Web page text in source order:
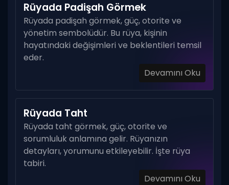
Rüyada Padişah Görmek
Rüyada padişah görmek, güç, otorite ve
yönetim sembolüdür. Bu rüya, kişinin
hayatındaki değişimleri ve beklentileri temsil
eder.
Devamını Oku
Rüyada Taht
Rüyada taht görmek, güç, otorite ve
sorumluluk anlamına gelir. Rüyanızın
detayları, yorumunu etkileyebilir. İşte rüya
tabiri.
Devamını Oku